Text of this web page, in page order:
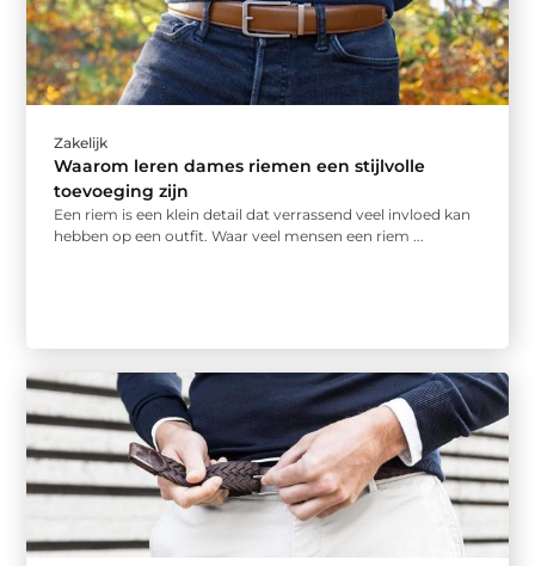
Zakelijk
Waarom leren dames riemen een stijlvolle
toevoeging zijn
Een riem is een klein detail dat verrassend veel invloed kan
hebben op een outfit. Waar veel mensen een riem ...